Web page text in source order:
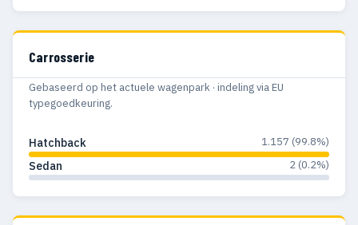
Carrosserie
Gebaseerd op het actuele wagenpark · indeling via EU
typegoedkeuring.
Hatchback 1.157 (99.8%)
Sedan 2 (0.2%)